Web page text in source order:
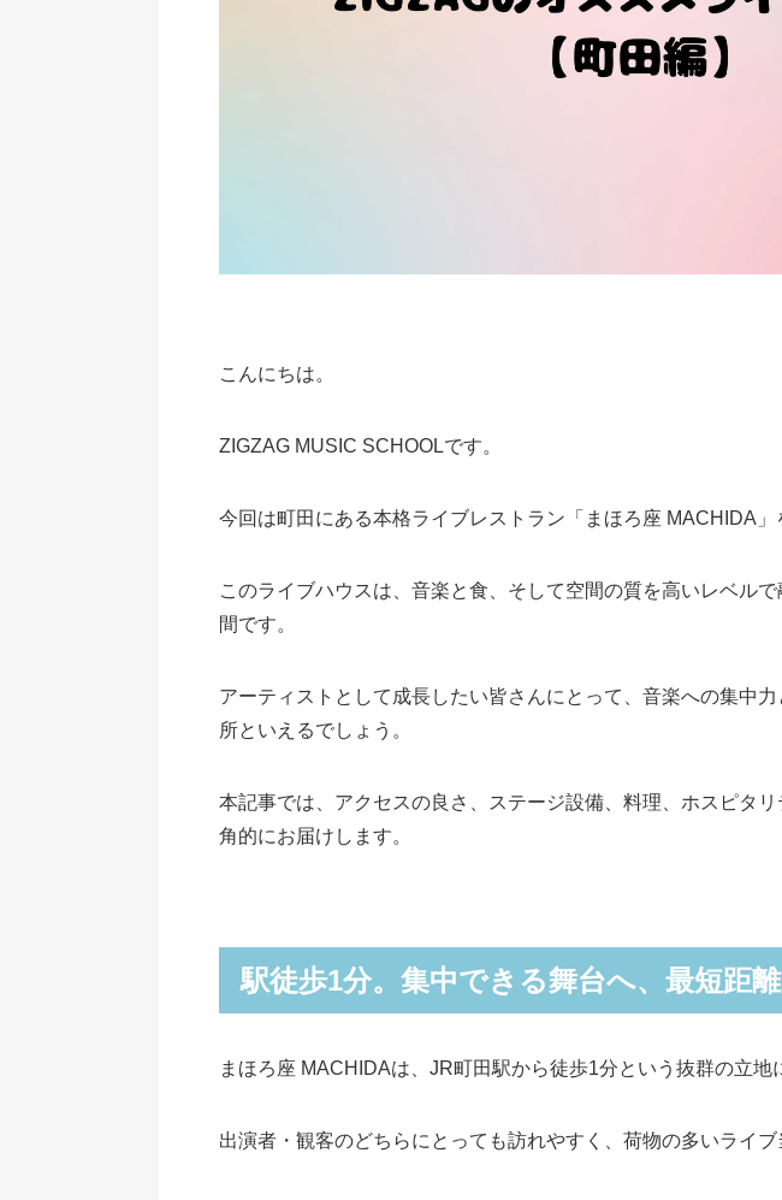
こんにちは。
ZIGZAG MUSIC SCHOOLです。
今回は町田にある本格ライブレストラン「まほろ座 MACHIDA」
このライブハウスは、音楽と食、そして空間の質を高いレベル
間です。
アーティストとして成長したい皆さんにとって、音楽への集中
所といえるでしょう。
本記事では、アクセスの良さ、ステージ設備、料理、ホスピタ
角的にお届けします。
駅徒歩1分。集中できる舞台へ、最短距
まほろ座 MACHIDAは、JR町田駅から徒歩1分という抜群の立地
出演者・観客のどちらにとっても訪れやすく、荷物の多いライブ